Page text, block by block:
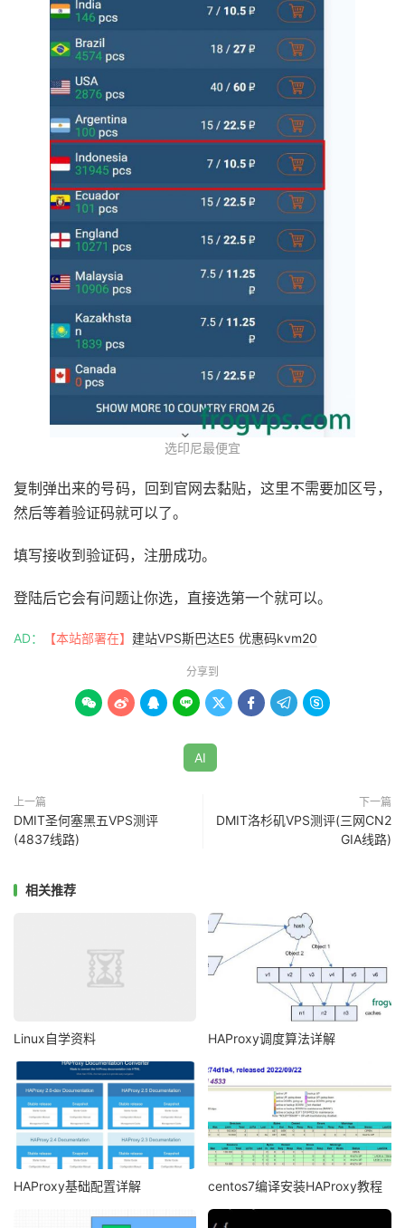
选印尼最便宜
复制弹出来的号码，回到官网去黏贴，这里不需要加区号，
然后等着验证码就可以了。
填写接收到验证码，注册成功。
登陆后它会有问题让你选，直接选第一个就可以。
AD： 【本站部署在】 建站VPS斯巴达E5 优惠码kvm20
分享到
       
AI
上一篇
DMIT圣何塞黑五VPS测评
(4837线路)
下一篇
DMIT洛杉矶VPS测评(三网CN2
GIA线路)
相关推荐
Linux自学资料 HAProxy调度算法详解
HAProxy基础配置详解 centos7编译安装HAProxy教程